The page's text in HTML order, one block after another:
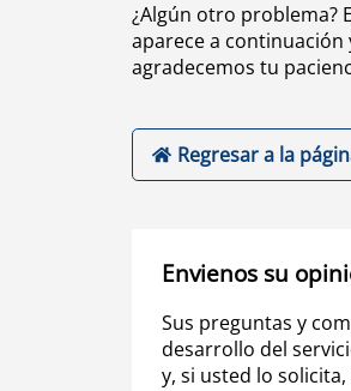
¿Algún otro problema?
aparece a
agradecemos tu
Regresar a la
Envienos su
Sus preguntas y
desarrollo del
y, si usted lo